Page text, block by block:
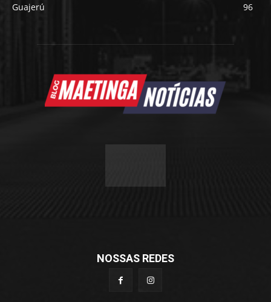
Guajerú
96
NOSSAS REDES